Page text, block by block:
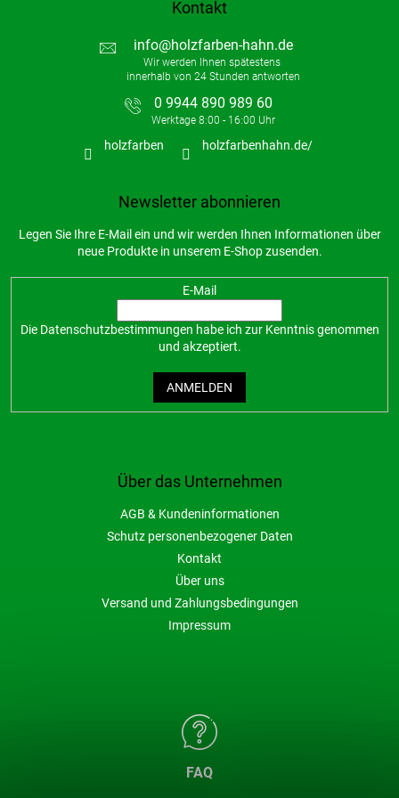
Über das Unternehmen
AGB & Kundeninformationen
Schutz personenbezogener Daten
Kontakt
Über uns
Versand und Zahlungsbedingungen
Impressum
FAQ
Kontakt
info@holzfarben-hahn.de
0 9944 890 989 60
holzfarben holzfarbenhahn.de/
Newsletter abonnieren
Legen Sie Ihre E-Mail ein und wir werden Ihnen Informationen über
neue Produkte in unserem E-Shop zusenden.
E-Mail
Die Datenschutzbestimmungen habe ich zur Kenntnis genommen
und akzeptiert.
ANMELDEN